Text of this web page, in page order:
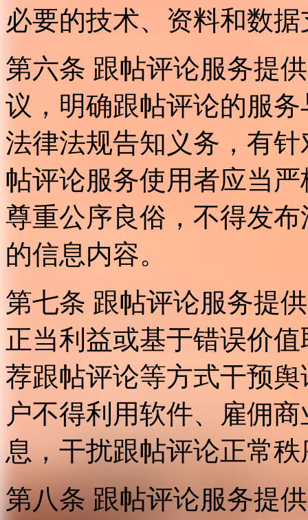
必要的技术、资料和数
第六条 跟帖评论服务提
议，明确跟帖评论的服
法律法规告知义务，有
帖评论服务使用者应当
尊重公序良俗，不得发
的信息内容。
第七条 跟帖评论服务提
正当利益或基于错误价
荐跟帖评论等方式干预
户不得利用软件、雇佣
息，干扰跟帖评论正常
第八条 跟帖评论服务提